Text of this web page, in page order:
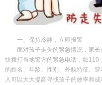
一、保持冷静，立即报警
面对孩子走失的紧急情况，家长
快拨打当地警方的紧急电话，如110
的姓名、年龄、性别、外貌特征、
入可以大大提高寻找孩子的效率和成